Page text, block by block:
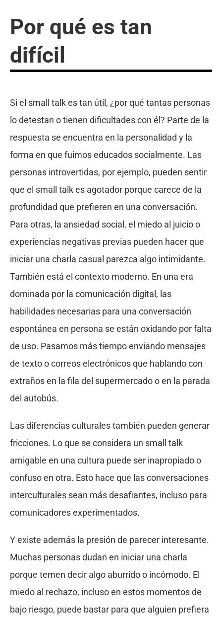
Por qué es tan
difícil
Si el small talk es tan útil, ¿por qué tantas personas
lo detestan o tienen dificultades con él? Parte de la
respuesta se encuentra en la personalidad y la
forma en que fuimos educados socialmente. Las
personas introvertidas, por ejemplo, pueden sentir
que el small talk es agotador porque carece de la
profundidad que prefieren en una conversación.
Para otras, la ansiedad social, el miedo al juicio o
experiencias negativas previas pueden hacer que
iniciar una charla casual parezca algo intimidante.
También está el contexto moderno. En una era
dominada por la comunicación digital, las
habilidades necesarias para una conversación
espontánea en persona se están oxidando por falta
de uso. Pasamos más tiempo enviando mensajes
de texto o correos electrónicos que hablando con
extraños en la fila del supermercado o en la parada
del autobús.
Las diferencias culturales también pueden generar
fricciones. Lo que se considera un small talk
amigable en una cultura puede ser inapropiado o
confuso en otra. Esto hace que las conversaciones
interculturales sean más desafiantes, incluso para
comunicadores experimentados.
Y existe además la presión de parecer interesante.
Muchas personas dudan en iniciar una charla
porque temen decir algo aburrido o incómodo. El
miedo al rechazo, incluso en estos momentos de
bajo riesgo, puede bastar para que alguien prefiera